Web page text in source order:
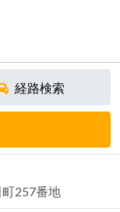
経路検索
257番地